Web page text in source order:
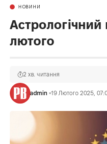
НОВИНИ
Астрологічний
лютого
admin 19 Лютого 2025,
2 хв. читання